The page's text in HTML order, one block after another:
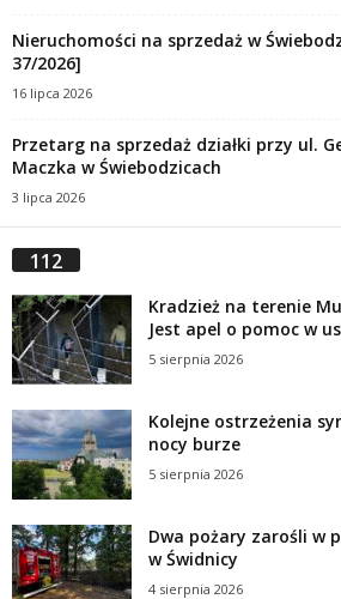
Nieruchomości na sprzedaż w
37/2026]
16 lipca 2026
Przetarg na sprzedaż działki przy ul.
Maczka w Świebodzicach
3 lipca 2026
112
Kradzież na terenie
Jest apel o pomoc w
5 sierpnia 2026
Kolejne ostrzeżenia
nocy burze
5 sierpnia 2026
Dwa pożary zarośli w
w Świdnicy
4 sierpnia 2026